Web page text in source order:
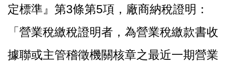
定標準』第3條第5項，廠商納稅證明：
「營業稅繳稅證明者，為營業稅繳款書收
據聯或主管稽徵機關核章之最近一期營業